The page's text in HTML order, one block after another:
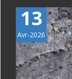
13
Avr-2026